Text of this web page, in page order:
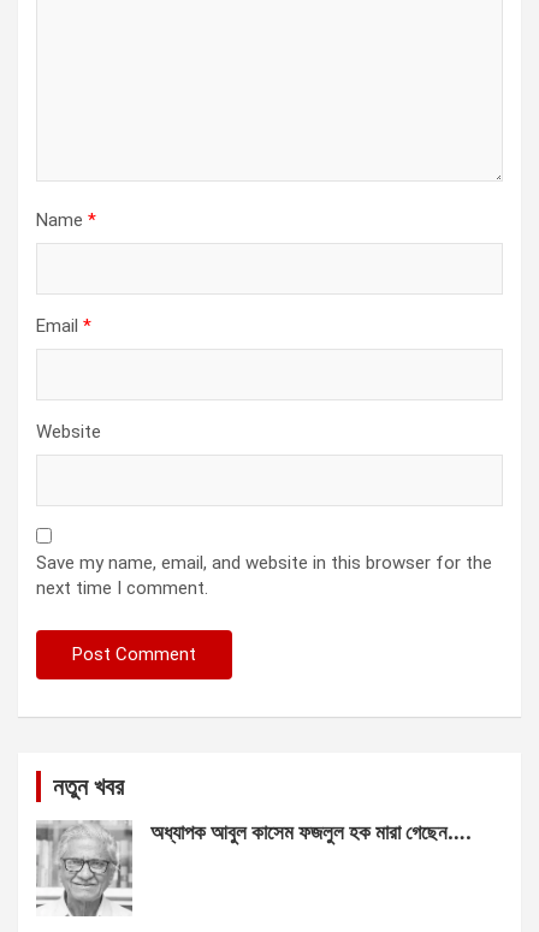
Name *
Email *
Website
Save my name, email, and website in this browser for the
next time I comment.
নতুন খবর
অধ্যাপক আবুল কাসেম ফজলুল হক মারা গেছেন….